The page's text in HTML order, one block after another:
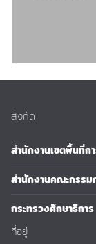
สังกัด
สำนักงานเขตพื้นที่ก
สำนักงานคณะกรรม
กระทรวงศึกษาธิการ
ที่อยู่